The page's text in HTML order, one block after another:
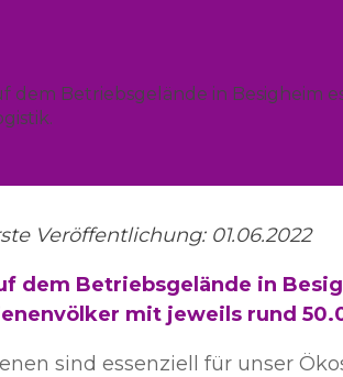
dem Betriebsgelände in Besigheim
Veröffentlichung: 01.06.2022
dem Betriebsgelände in
mit jeweils rund
sind essenziell für unser